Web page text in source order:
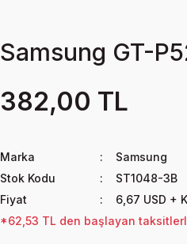
Samsung GT-
382,00 TL
Marka
Samsung
Stok Kodu
ST1048-3B
Fiyat
6,67 USD +
*62,53 TL den başlayan